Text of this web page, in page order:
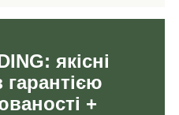
якісні
гарантією
+